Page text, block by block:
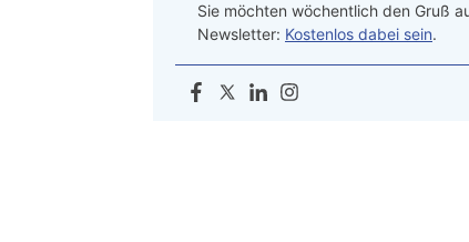
Sie möchten wöchentlich den Gruß
Newsletter: Kostenlos dabei sein.